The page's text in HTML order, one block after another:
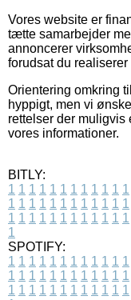
Vores website er
tætte samarbejder
annoncerer
forudsat du realiserer
Orientering omkring
hyppigt, men vi
rettelser der
vores informationer.
BITLY:
1 1 1 1 1 1 1 1 1 1 1 1
1 1 1 1 1 1 1 1 1 1 1 1
1 1 1 1 1 1 1 1 1 1 1 1
1
SPOTIFY:
1 1 1 1 1 1 1 1 1 1 1 1
1 1 1 1 1 1 1 1 1 1 1 1
1 1 1 1 1 1 1 1 1 1 1 1